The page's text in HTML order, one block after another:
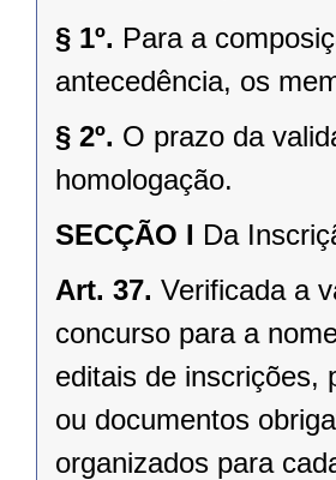
§ 1º. Para a
antecedência, os
§ 2º. O prazo da
homologação.
SECÇÃO I Da
Art. 37. Verificada a
concurso para a
editais de inscrições,
ou documentos
organizados para